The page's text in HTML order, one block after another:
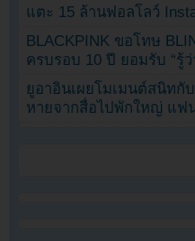
แตะ 15 ล้านฟอลโลว์
BLACKPINK ขอโทษ
ครบรอบ 10 ปี ยอมรับ “รู้
ยูอาอินเผยโมเมนต์สนิทกั
หายจากสื่อไปพักใหญ่ แฟ